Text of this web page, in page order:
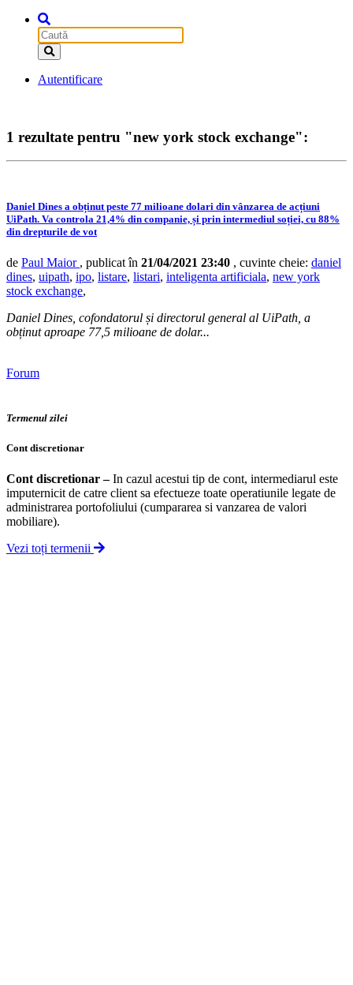
Autentificare
1 rezultate pentru "new york stock exchange":
Daniel Dines a obținut peste 77 milioane dolari din vânzarea de acțiuni
UiPath. Va controla 21,4% din companie, și prin intermediul soției, cu 88%
din drepturile de vot
de Paul Maior , publicat în 21/04/2021 23:40 , cuvinte cheie: daniel
dines, uipath, ipo, listare, listari, inteligenta artificiala, new york
stock exchange,
Daniel Dines, cofondatorul și directorul general al UiPath, a
obținut aproape 77,5 milioane de dolar...
Forum
Termenul zilei
Cont discretionar
Cont discretionar –In cazul acestui tip de cont, intermediarul este
imputernicit de catre client sa efectueze toate operatiunile legate de
administrarea portofoliului (cumpararea si vanzarea de valori
mobiliare).
Vezi toți termenii